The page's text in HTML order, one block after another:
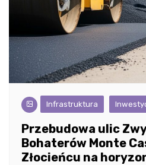
Infrastruktura
Przebudowa ulic
Bohaterów Monte
Złocieńcu na